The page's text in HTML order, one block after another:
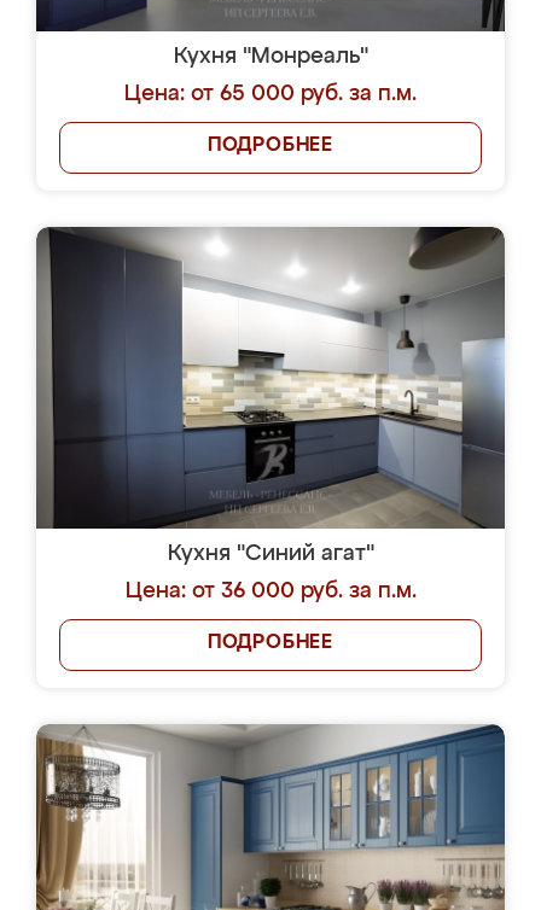
Кухня "Монреаль"
Цена: от 65 000 руб. за п.м.
ПОДРОБНЕЕ
Кухня "Синий агат"
Цена: от 36 000 руб. за п.м.
ПОДРОБНЕЕ